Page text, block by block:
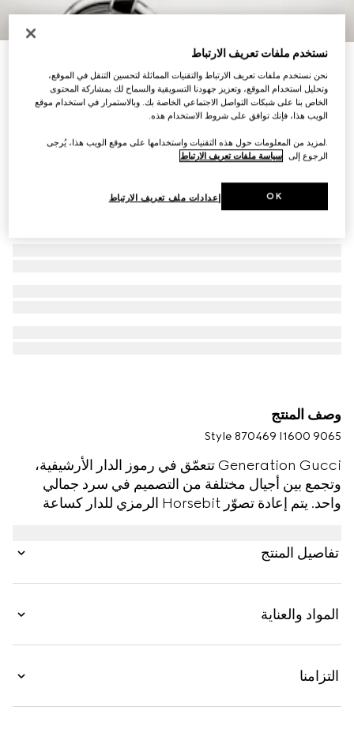
وصف المنتج
Style ‎870469 I1600 9065
Generation Gucci تتعمّق في رموز الدار الأرشيفية،
وتجمع بين أجيال مختلفة من التصميم في سرد جمالي
واحد. يتم إعادة تصوّر Horsebit الرمزي للدار كساعة
تفاصيل المنتج
المواد والعناية
التزامنا
نستخدم ملفات تعريف الارتباط
نحن نستخدم ملفات تعريف الارتباط والتقنيات المماثلة لتحسين التنقل في الموقع،
وتحليل استخدام الموقع، وتعزيز جهودنا التسويقية والسماح لك بمشاركة المحتوى
الخاص بنا على شبكات التواصل الاجتماعي الخاصة بك. وبالاستمرار في استخدام موقع
الويب هذا، فإنك توافق على شروط الاستخدام هذه.
.لمزيد من المعلومات حول هذه التقنيات واستخدامها على موقع الويب هذا، يُرجى
الرجوع إلى سياسة ملفات تعريف الارتباط
إعدادات ملف تعريف الارتباط OK